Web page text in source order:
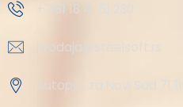
+ 381 18 41 51 230
prodaja@steelsoft.rs
Autoput za Novi Sad 71